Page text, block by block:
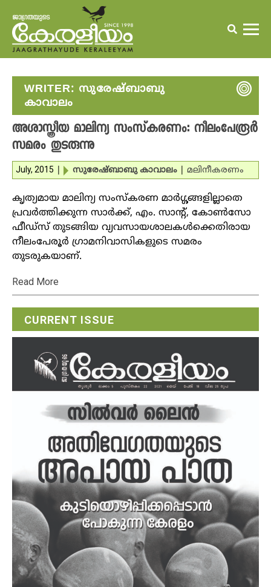
WRITER: സുരേഷ്ബാബു
കാവാലം
അശാസ്ത്രീയ മാലിന്യ സംസ്‌കരണം: നീലംപേരൂര്‍
സമരം തുടരുന്നു
July, 2015 സുരേഷ്ബാബു കാവാലം മലിനീകരണം
കൃത്യമായ മാലിന്യ സംസ്‌കരണ മാര്‍ഗ്ഗങ്ങളില്ലാതെ
പ്രവര്‍ത്തിക്കുന്ന സാര്‍ക്ക്, എം. സാന്റ്, കോണ്‍സോ
ഫീഡ്‌സ് തുടങ്ങിയ വ്യവസായശാലകള്‍ക്കെതിരായ
നീലംപേരൂര്‍ ഗ്രാമനിവാസികളുടെ സമരം
തുടരുകയാണ്.
Read More
CURRENT ISSUE